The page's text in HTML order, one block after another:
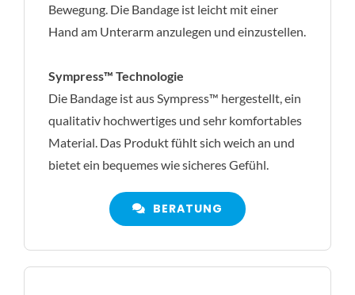
Bewegung. Die Bandage ist leicht mit einer
Hand am Unterarm anzulegen und einzustellen.
Sympress™ Technologie
Die Bandage ist aus Sympress™ hergestellt, ein
qualitativ hochwertiges und sehr komfortables
Material. Das Produkt fühlt sich weich an und
bietet ein bequemes wie sicheres Gefühl.
BERATUNG